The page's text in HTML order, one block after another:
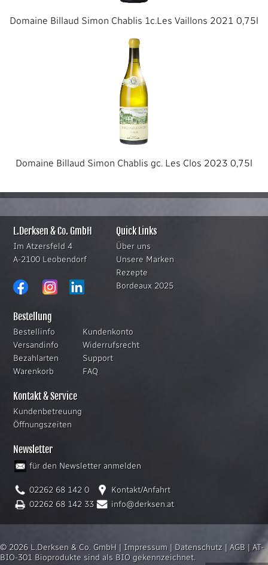
Domaine Billaud Simon Chablis 1c.Les Vaillons 2021 0,75l
Domaine Billaud Simon Chablis gc. Les Clos 2023 0,75l
L.Derksen & Co. GmbH
Im Atzersfeld 4
A-2100 Leobendorf
Quick Links
Über uns
Unsere Marken
Rezepte
Bordeaux 2025
Bestellung
Bestellinfo
Versandinfo
Bezahlarten
Warenkorb
Kundenkonto
Widerrufsrecht
Support
FAQ
Kontakt & Service
Kundenbetreuung
Öffnungszeiten
Newsletter
für den Newsletter anmelden
02262 68 142 0
Kontakt/Anfahrt
02262 68 142 33
info@derksen.at
© 2026 L.Derksen & Co. GmbH | Impressum | Datenschutz | AGB | AT-
BIO-301 Bioprodukte sind als BIO gekennzeichnet.